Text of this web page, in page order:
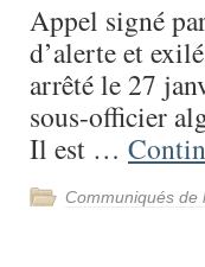
Appel signé
d’alerte et
arrêté le 27
sous-officier
Il est …
Communiqués de